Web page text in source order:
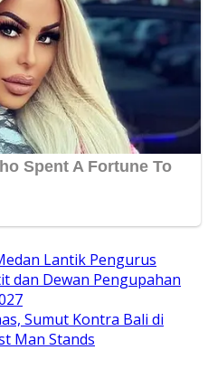
Lantik Pengurus
dan Dewan Pengupahan
Sumut Kontra Bali di
Man Stands